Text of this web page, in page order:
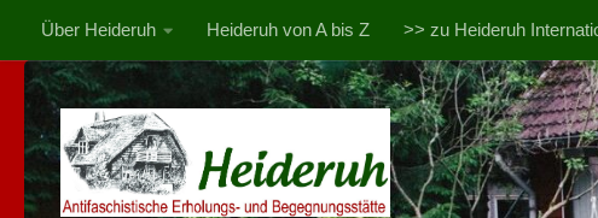
Zum Inhalt springen
Über Heideruh Heideruh von A bis Z >> zu Heideruh